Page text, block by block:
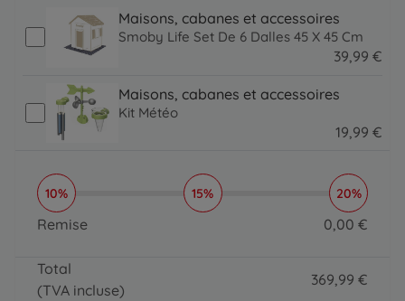
Maisons, cabanes et accessoires
Smoby Life Set De 6 Dalles 45 X 45 Cm
39,99 €
Maisons, cabanes et accessoires
Kit Météo
19 99 €
10% 15% 20%
Remise 0,00 €
Total
(TVA incluse)
369,99 €